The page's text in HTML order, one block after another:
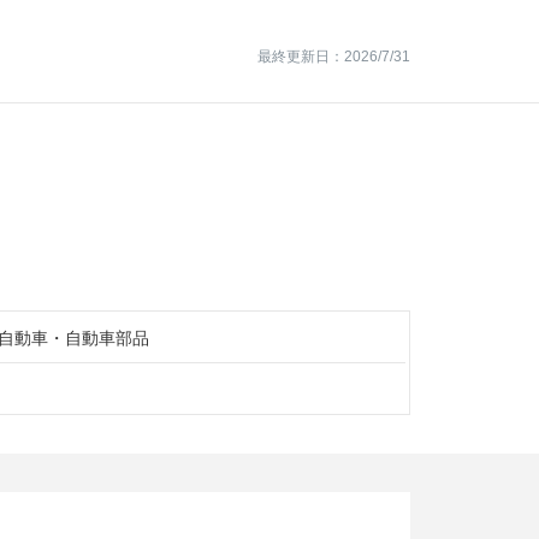
最終更新日：2026/7/31
自動車・自動車部品